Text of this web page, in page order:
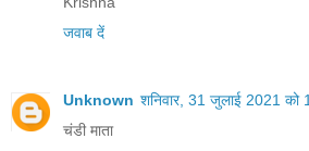
जवाब दें
Unknown शनिवार, 31 जुलाई 2021
चंडी माता